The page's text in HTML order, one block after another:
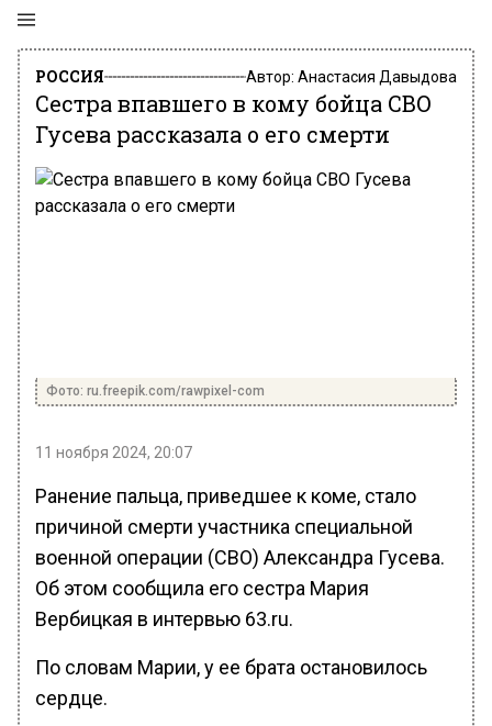
РОССИЯ Автор: Анастасия Давыдова
Сестра впавшего в кому бойца СВО
Гусева рассказала о его смерти
Фото: ru.freepik.com/rawpixel-com
11 ноября 2024, 20:07
Ранение пальца, приведшее к коме, стало
причиной смерти участника специальной
военной операции (СВО) Александра Гусева.
Об этом сообщила его сестра Мария
Вербицкая в интервью 63.ru.
По словам Марии, у ее брата остановилось
сердце.